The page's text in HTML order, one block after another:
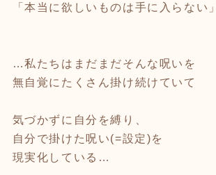
「本当に欲しいものは手に入らない」
…私たちはまだまだそんな呪いを
無自覚にたくさん掛け続けていて
気づかずに自分を縛り、
自分で掛けた呪い(=設定)を
現実化している…